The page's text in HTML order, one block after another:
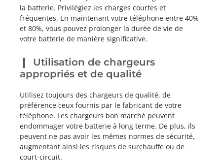
la batterie. Privilégiez les charges courtes et
fréquentes. En maintenant votre téléphone entre 40%
et 80%, vous pouvez prolonger la durée de vie de
votre batterie de manière significative.
Utilisation de chargeurs
appropriés et de qualité
Utilisez toujours des chargeurs de qualité, de
préférence ceux fournis par le fabricant de votre
téléphone. Les chargeurs bon marché peuvent
endommager votre batterie à long terme. De plus, ils
peuvent ne pas avoir les mêmes normes de sécurité,
augmentant ainsi les risques de surchauffe ou de
court-circuit.